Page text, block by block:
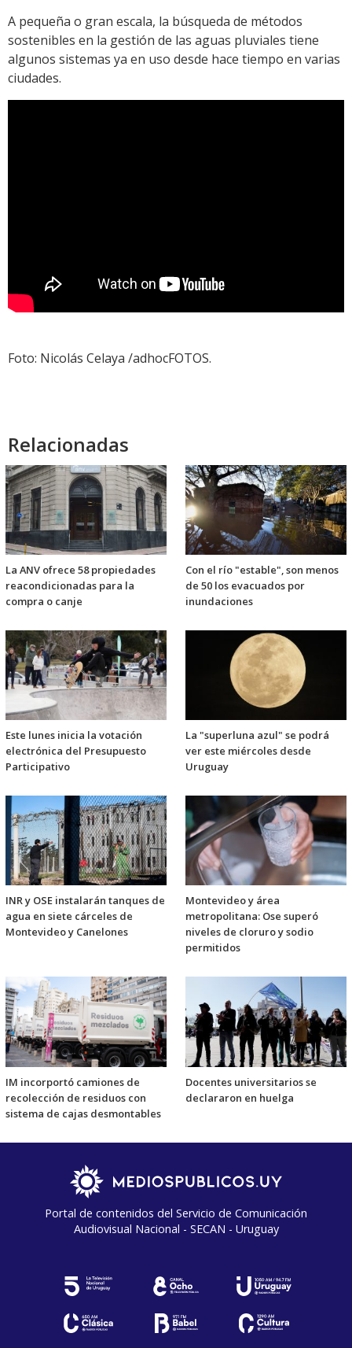
A pequeña o gran escala, la búsqueda de métodos
sostenibles en la gestión de las aguas pluviales tiene
algunos sistemas ya en uso desde hace tiempo en varias
ciudades.
Foto: Nicolás Celaya /adhocFOTOS.
Relacionadas
La ANV ofrece 58 propiedades
reacondicionadas para la
compra o canje
Con el río "estable", son menos
de 50 los evacuados por
inundaciones
Este lunes inicia la votación
electrónica del Presupuesto
Participativo
La "superluna azul" se podrá
ver este miércoles desde
Uruguay
INR y OSE instalarán tanques de
agua en siete cárceles de
Montevideo y Canelones
Montevideo y área
metropolitana: Ose superó
niveles de cloruro y sodio
permitidos
IM incorportó camiones de
recolección de residuos con
sistema de cajas desmontables
Docentes universitarios se
declararon en huelga
Portal de contenidos del Servicio de Comunicación
Audiovisual Nacional - SECAN - Uruguay